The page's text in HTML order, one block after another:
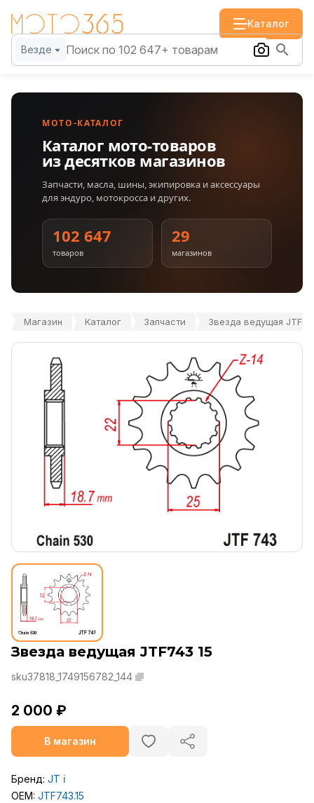
Каталог
Везде
МОТО-КАТАЛОГ
Каталог мото-товаров
из десятков магазинов
Запчасти, масла, шины, экипировка и аксессуары
для эндуро, мотокросса и других.
102 647
товаров
29
магазинов
Магазин Каталог Запчасти Звезда ведущая
Звезда ведущая JTF743 15
sku37818_1749156782_144
2 000 ₽
В магазин
Бренд: JT ℹ️
OEM: JTF743.15